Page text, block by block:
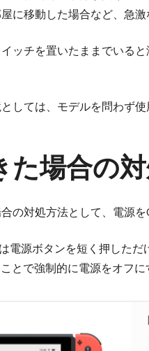
に移動した場合など、急
ッチを置いたままでいる
しては、モデルを問わず
た場合の
の対処方法として、電源
電源ボタンを短く押した
とで強制的に電源をオフに